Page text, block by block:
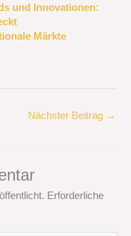
und Innovationen:
Märkte
Nächster Beitrag →
Erforderliche